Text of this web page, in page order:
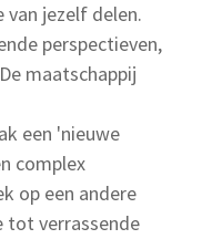
van jezelf delen.
perspectieven,
maatschappij
een 'nieuwe
complex
op een andere
tot verrassende